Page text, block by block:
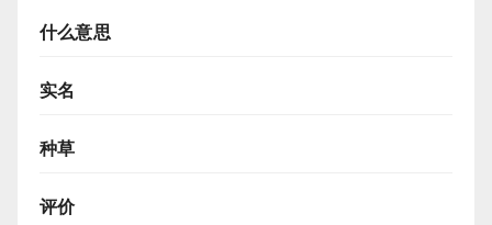
什么意思
实名
种草
评价